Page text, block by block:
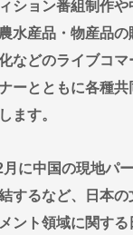
ウス「地面師に55
社終わったやろな
ンポケ斉藤慎二側
キスなんてできな
費20年横ばい
デメリット、意外
とか素人なんだけ
ション番組制作や
水産品・物産品の
などのライブコマ
ーとともに各種共
ます。
に中国の現地パ
するなど、日本の
ント領域に関する